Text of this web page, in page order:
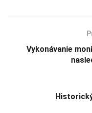
Vykonávanie